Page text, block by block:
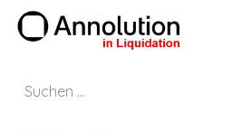
Zum Inhalt springen